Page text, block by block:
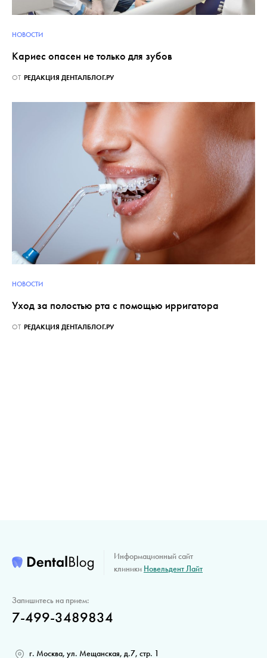
НОВОСТИ
Кариес опасен не только для зубов
ОТ РЕДАКЦИЯ ДЕНТАЛБЛОГ.РУ
НОВОСТИ
Уход за полостью рта с помощью ирригатора
ОТ РЕДАКЦИЯ ДЕНТАЛБЛОГ.РУ
Информационный сайт
клиники Новельдент Лайт
Запишитесь на прием:
7-499-3489834
г. Москва, ул. Мещанская, д.7, стр. 1